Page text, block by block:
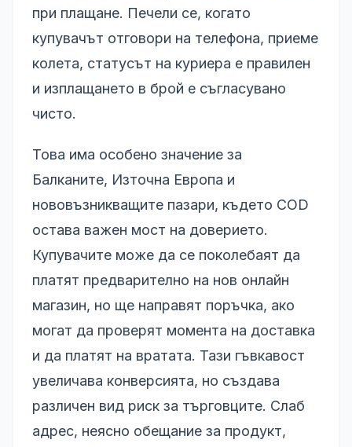
при плащане. Печели се, когато
купувачът отговори на телефона, приеме
колета, статусът на куриера е правилен
и изплащането в брой е съгласувано
чисто.
Това има особено значение за
Балканите, Източна Европа и
нововъзникващите пазари, където COD
остава важен мост на доверието.
Купувачите може да се поколебаят да
платят предварително на нов онлайн
магазин, но ще направят поръчка, ако
могат да проверят момента на доставка
и да платят на вратата. Тази гъвкавост
увеличава конверсията, но създава
различен вид риск за търговците. Слаб
адрес, неясно обещание за продукт,